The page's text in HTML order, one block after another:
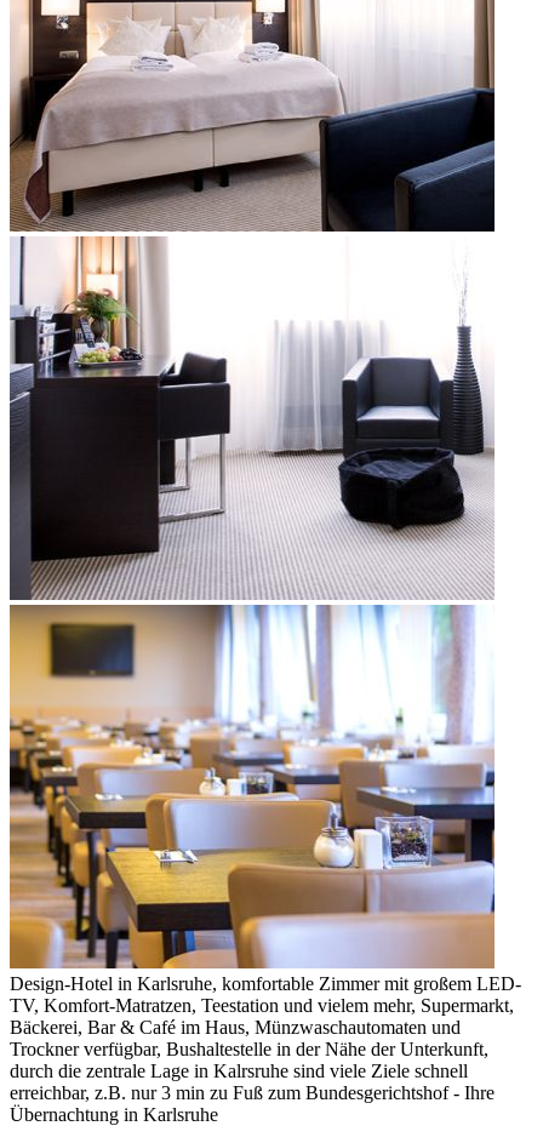
Design-Hotel in Karlsruhe, komfortable Zimmer mit großem LED-
TV, Komfort-Matratzen, Teestation und vielem mehr, Supermarkt,
Bäckerei, Bar & Café im Haus, Münzwaschautomaten und
Trockner verfügbar, Bushaltestelle in der Nähe der Unterkunft,
durch die zentrale Lage in Kalrsruhe sind viele Ziele schnell
erreichbar, z.B. nur 3 min zu Fuß zum Bundesgerichtshof - Ihre
Übernachtung in Karlsruhe